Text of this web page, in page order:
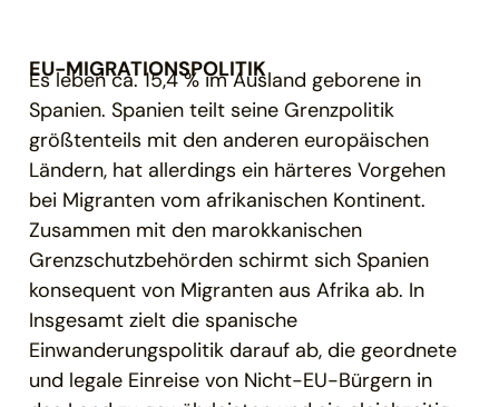
EU-MIGRATIONSPOLITIK
Es leben ca. 15,4 % im Ausland geborene in
Spanien. Spanien teilt seine Grenzpolitik
größtenteils mit den anderen europäischen
Ländern, hat allerdings ein härteres Vorgehen
bei Migranten vom afrikanischen Kontinent.
Zusammen mit den marokkanischen
Grenzschutzbehörden schirmt sich Spanien
konsequent von Migranten aus Afrika ab. In
Insgesamt zielt die spanische
Einwanderungspolitik darauf ab, die geordnete
und legale Einreise von Nicht-EU-Bürgern in